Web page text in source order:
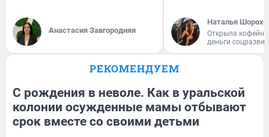
Анастасия Завгородняя
Наталья
Открыла
деньги
РЕКОМЕНДУЕМ
С рождения в неволе. Как в уральской
колонии осужденные мамы отбывают
срок вместе со своими детьми